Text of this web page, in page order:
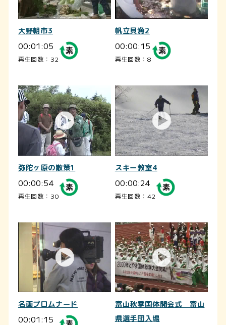
大野朝市3
00:01:05
再生回数：32
帆立貝漁2
00:00:15
再生回数：8
弥陀ヶ原の散策1
00:00:54
再生回数：30
スキー教室4
00:00:24
再生回数：42
名画プロムナード
00:01:15
富山秋季国体開会式 富山
県選手団入場